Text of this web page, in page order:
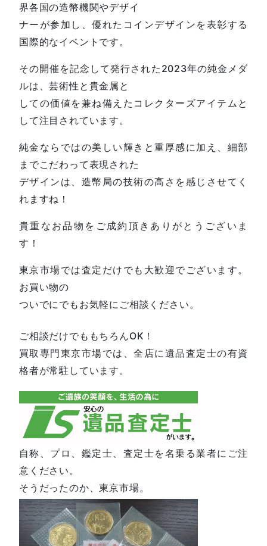
界各国の造幣機関やデザイ
ナーが参加し、優れたコインデザインを表彰する
国際的なイベントです。
その開催を記念して発行された2023年の純金メダ
ルは、芸術性と貴金属と
しての価値を兼ね備えたコレクターズアイテムと
して注目されています。
純金ならではの美しい輝きと重厚感に加え、細部
までこだわって表現された
デザインは、造幣局の技術の高さを感じさせてく
れますね！
貴重なお品物をご成約頂きありがとうございま
す！
東京市場では査定だけでも大歓迎でございます。
お買い物の
ついでにでもお気軽にご相談ください。
ご相談だけでももちろんOK！
買取専門東京市場では、全店に遺品査定士の有資
格者が常駐しています。
自称、プロ、鑑定士、査定士を名乗る業者にご注
意ください。
そうだったのか、東京市場。